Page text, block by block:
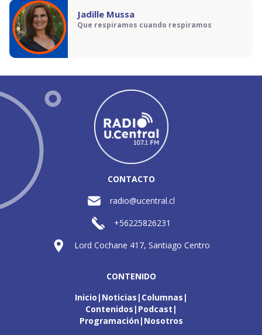
Jadille Mussa
Que respiramos cuando respiramos
CONTACTO
radio@ucentral.cl
+56225826231
Lord Cochane 417, Santiago Centro
CONTENIDO
Inicio Noticias Columnas
Contenidos Podcast
Programación Nosotros